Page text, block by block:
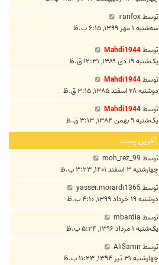
توسطiranfox
سه‌شنبه ۱ مهر ۱۳۹۹, ۶:۱۵ ب.ظ
توسطMahdi1944
یک‌شنبه ۱۹ دی ۱۳۸۹, ۱۲:۳۱ ق.ظ
توسطMahdi1944
دوشنبه ۲۸ اسفند ۱۳۸۵, ۳:۱۵ ق.ظ
توسطMahdi1944
یک‌شنبه ۹ بهمن ۱۳۸۴, ۳:۱۳ ق.ظ
آخرین پست
توسط moh_rez_99
چهارشنبه ۳ اسفند ۱۴۰۱, ۳:۲۳ ب.ظ
توسطyasser.morardi1365
دوشنبه ۱۹ خرداد ۱۳۹۹, ۴:۱۰ ب.ظ
توسط mbardia
یک‌شنبه ۱ مرداد ۱۳۹۶, ۵:۲۴ ب.ظ
توسطAli$amir
چهارشنبه ۳۱ تیر ۱۳۹۴, ۱۱:۲۳ ب.ظ